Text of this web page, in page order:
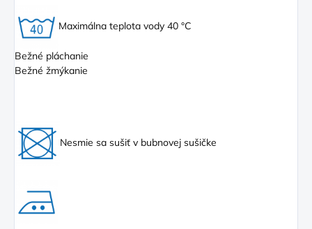
Maximálna teplota vody 40 °C
Bežné pláchanie
Bežné žmýkanie
Nesmie sa sušiť v bubnovej sušičke